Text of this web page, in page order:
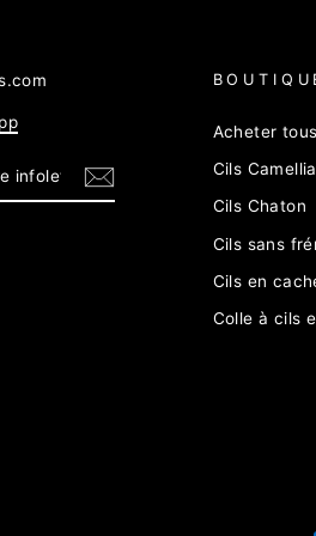
Acheter
Cils Camellia
Cils Chaton
Cils sans
Cils en
Colle à cils